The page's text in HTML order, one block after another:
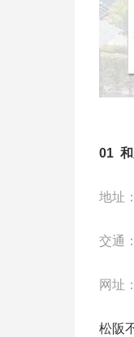
01 和
地址
交通
网址
松阪